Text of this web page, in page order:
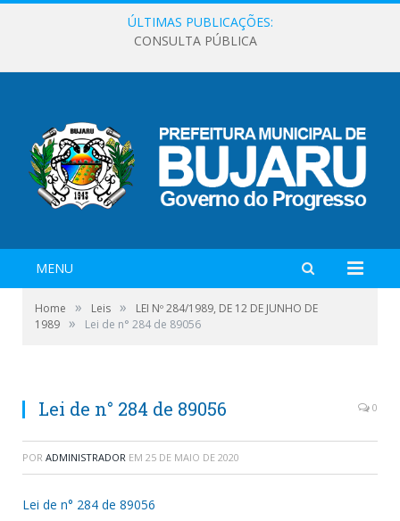
ÚLTIMAS PUBLICAÇÕES:
CONSULTA PÚBLICA
MENU
Home » Leis »
LEI Nº 284/1989, DE 12 DE JUNHO DE
1989 » Lei de n° 284 de 89056
Lei de n° 284 de 89056 0
POR ADMINISTRADOR EM 25 DE MAIO DE 2020
Lei de n° 284 de 89056